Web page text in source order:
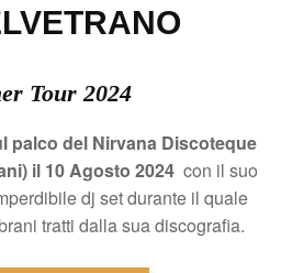
Tour 2024
palco del Nirvana Discoteque
il 10 Agosto 2024 con il suo
dj set durante il quale
tratti dalla sua discografia.